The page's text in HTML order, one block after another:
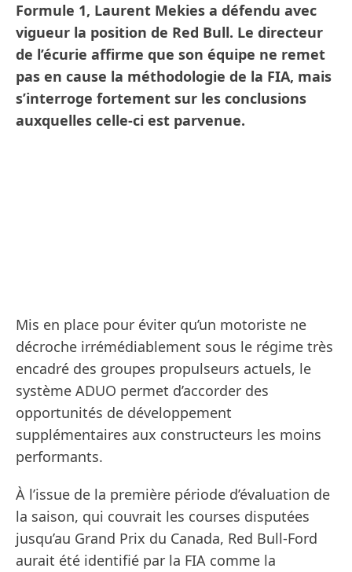
Formule 1, Laurent Mekies a défendu avec
vigueur la position de Red Bull. Le directeur
de l’écurie affirme que son équipe ne remet
pas en cause la méthodologie de la FIA, mais
s’interroge fortement sur les conclusions
auxquelles celle-ci est parvenue.
Mis en place pour éviter qu’un motoriste ne
décroche irrémédiablement sous le régime très
encadré des groupes propulseurs actuels, le
système ADUO permet d’accorder des
opportunités de développement
supplémentaires aux constructeurs les moins
performants.
À l’issue de la première période d’évaluation de
la saison, qui couvrait les courses disputées
jusqu’au Grand Prix du Canada, Red Bull-Ford
aurait été identifié par la FIA comme la